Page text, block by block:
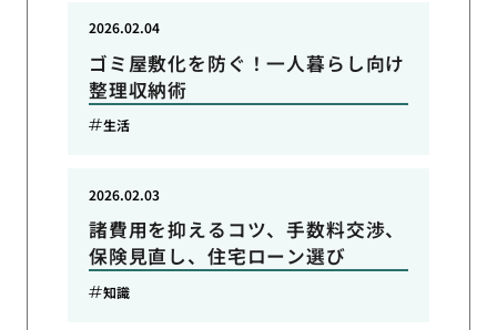
ゴミ屋敷化を防ぐ！一人暮らし向け
整理収納術
2026.02.04
生活
諸費用を抑えるコツ、手数料交渉、
保険見直し、住宅ローン選び
2026.02.03
知識